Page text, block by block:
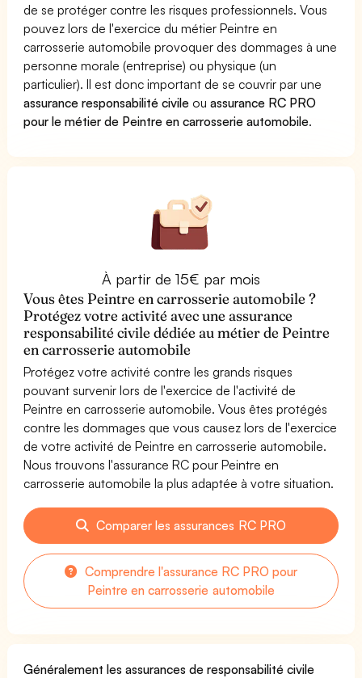
de se protéger contre les risques professionnels. Vous
pouvez lors de l'exercice du métier Peintre en
carrosserie automobile provoquer des dommages à une
personne morale (entreprise) ou physique (un
particulier). Il est donc important de se couvrir par une
assurance responsabilité civile ouassurance RC PRO
pour le métier de Peintre en carrosserie automobile.
À partir de 15€ par mois
Vous êtes Peintre en carrosserie automobile ?
Protégez votre activité avec une assurance
responsabilité civile dédiée au métier de Peintre
en carrosserie automobile
Protégez votre activité contre les grands risques
pouvant survenir lors de l'exercice de l'activité de
Peintre en carrosserie automobile. Vous êtes protégés
contre les dommages que vous causez lors de l'exercice
de votre activité de Peintre en carrosserie automobile.
Nous trouvons l'assurance RC pour Peintre en
carrosserie automobile la plus adaptée à votre situation.
Comparer les assurances RC PRO
Comprendre l'assurance RC PRO pour
Peintre en carrosserie automobile
Généralement les assurances de responsabilité civile